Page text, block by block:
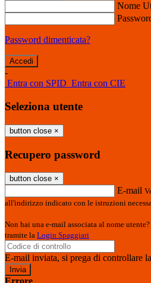
Nome
Password dimenticata?
-
Entra con SPID Entra con CIE
Seleziona utente
button close ×
Recupero password
button close ×
E-mail
all'indirizzo indicato con le istruzioni
Non hai una e-mail associata al nome
tramite la Login Spaggiari
E-mail inviata, si prega di controllare